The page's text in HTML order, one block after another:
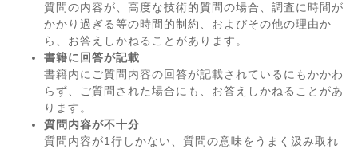
質問の内容が、高度な技術的質問の場合、調査に時間が
かかり過ぎる等の時間的制約、およびその他の理由か
ら、お答えしかねることがあります。
書籍に回答が記載
書籍内にご質問内容の回答が記載されているにもかかわ
らず、ご質問された場合にも、お答えしかねることがあ
ります。
質問内容が不十分
質問内容が1行しかない、質問の意味をうまく汲み取れ